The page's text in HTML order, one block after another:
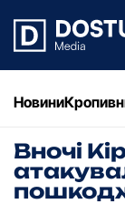
Новини
Вночі